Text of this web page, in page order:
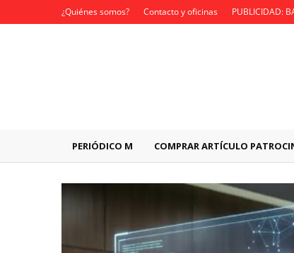
¿Quiénes somos? Contacto y oficinas PUBLICIDAD:
PERIÓDICO M COMPRAR ARTÍCULO